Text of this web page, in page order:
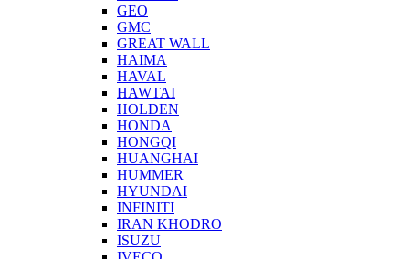
GEO
GMC
GREAT WALL
HAIMA
HAVAL
HAWTAI
HOLDEN
HONDA
HONGQI
HUANGHAI
HUMMER
HYUNDAI
INFINITI
IRAN KHODRO
ISUZU